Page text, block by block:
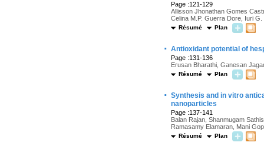
Page :121-129
Allisson Jhonathan Gomes
Celina M.P. Guerra Dore, Iuri
Résumé Plan
· Antioxidant potential of
Page :131-136
Erusan Bharathi, Ganesan
Résumé Plan
· Synthesis and in vitro
nanoparticles
Page :137-141
Balan Rajan, Shanmugam
Ramasamy Elamaran, Mani
Résumé Plan